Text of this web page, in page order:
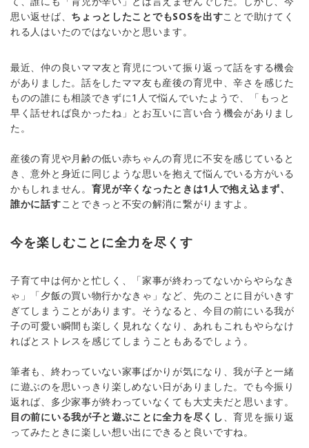
思い返せば、 ちょっとしたことでもSOSを出すことで助けてく
れる人はいたのではないかと思います。
最近、仲の良いママ友と育児について振り返って話をする機会
がありました。話をしたママ友も産後の育児中、辛さを感じた
ものの誰にも相談できずに1人で悩んでいたようで、「もっと
早く話せれば良かったね」とお互いに言い合う機会がありまし
た。
産後の育児や月齢の低い赤ちゃんの育児に不安を感じていると
き、意外と身近に同じような思いを抱えて悩んでいる方がいる
かもしれません。 育児が辛くなったときは1人で抱え込まず、
誰かに話すことできっと不安の解消に繋がりますよ。
今を楽しむことに全力を尽くす
子育て中は何かと忙しく、「家事が終わってないからやらなき
ゃ」「夕飯の買い物行かなきゃ」など、先のことに目がいきす
ぎてしまうことがあります。そうなると、今目の前にいる我が
子の可愛い瞬間も楽しく見れなくなり、あれもこれもやらなけ
ればとストレスを感じてしまうこともあるでしょう。
筆者も、終わっていない家事ばかりが気になり、我が子と一緒
に遊ぶのを思いっきり楽しめない日がありました。でも今振り
返れば、多少家事が終わっていなくても大丈夫だと思います。
目の前にいる我が子と遊ぶことに全力を尽くし、育児を振り返
ってみたときに楽しい想い出にできると良いですね。